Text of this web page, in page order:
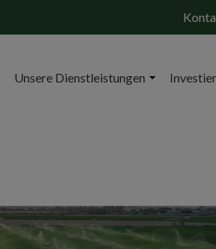
Unsere Dienstleistungen